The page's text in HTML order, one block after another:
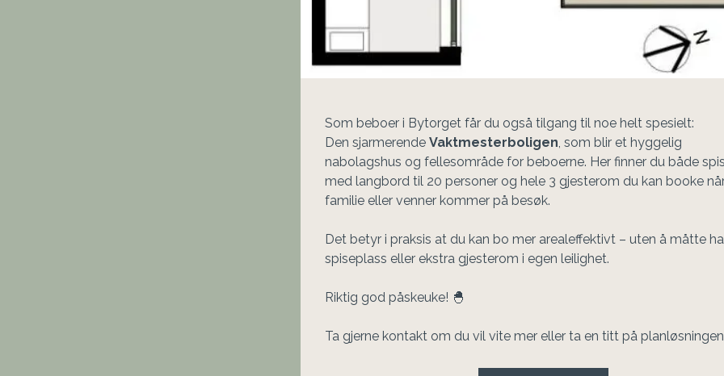
Som beboer i Bytorget får du også tilgang til noe helt spesielt:
Den sjarmerende Vaktmesterboligen, som blir et hyggelig
nabolagshus og fellesområde for beboerne. Her finner du både
med langbord til 20 personer og hele 3 gjesterom du kan booke
familie eller venner kommer på besøk.
Det betyr i praksis at du kan bo mer arealeffektivt – uten å måtte
spiseplass eller ekstra gjesterom i egen leilighet.
Riktig god påskeuke! 🐣
Ta gjerne kontakt om du vil vite mer eller ta en titt på